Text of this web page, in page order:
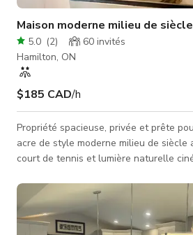
Maison moderne milieu de
5.0 (2) 60 invités
Hamilton, ON
$185 CAD/h
Propriété spacieuse, privée et prête
acre de style moderne milieu de siècle
court de tennis et lumière naturelle
commerciales. 🏠 Nichée sur une propriété calme d'un acre,
cette maison moderne milieu de siècle
de lignes architecturales épurées,